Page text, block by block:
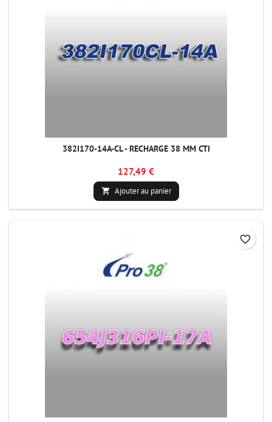
382I170-14A-CL - RECHARGE 38 MM CTI
127,49 €
 Ajouter au panier
favorite_border